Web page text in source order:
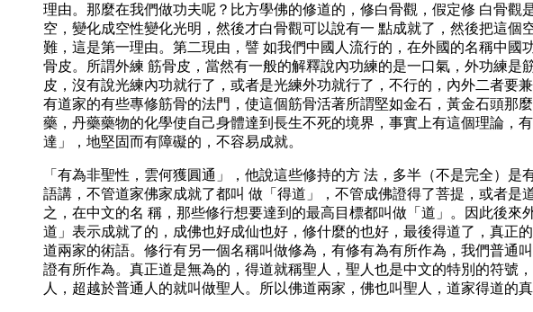
理由。那麼在我們做功夫呢？比方學佛的修道的，修白骨觀，假定修 白骨
空，變化成空性變化光明，然後才白骨觀可以說有一 點成就了，然後把這
難，這是第一理由。第二現由，譬 如我們中國人流行的，在外國的名稱中
骨皮。所謂外練 筋骨皮，當然有一般的解釋說內功練的是一口氣，外功練
皮，沒有說光練內功就行了，或者是光練外功就行了，不行的，內外二者
有道家的有些專修筋骨的法門，使這個筋骨活著所謂堅如金石，黃金石頭那
藥，丹藥藥物的化學使自己身體達到長生不死的境界，事實上有這個理論，
達」，地堅固而有障礙的，不容易成就。
「有為非聖性，雲何獲圓通」，他說這些修持的方 法，多半（不是完全）
語講，不管道家佛家成就了都叫 做「得道」，不管成佛證得了菩提，或者
之，在中文的名 稱，那些修行想要達到的最高目標都叫做「道」。因此後
道」表示成就了的，成佛也好成仙也好，修什麼的也好，最後得道了，真正
道兩家的術語。修行有另一個名稱叫做修為，有修有為有所作為，我們普通
證有所作為。真正道是無為的，得道就稱聖人，聖人也是中文的特別的符號
人，超越於普通人的就叫做聖人。所以佛道兩家，佛也叫聖人，道家得道的真